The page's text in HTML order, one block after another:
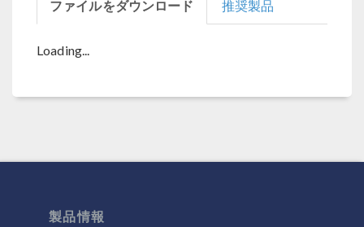
ファイルをダウンロード 推奨製品
Loading...
製品情報